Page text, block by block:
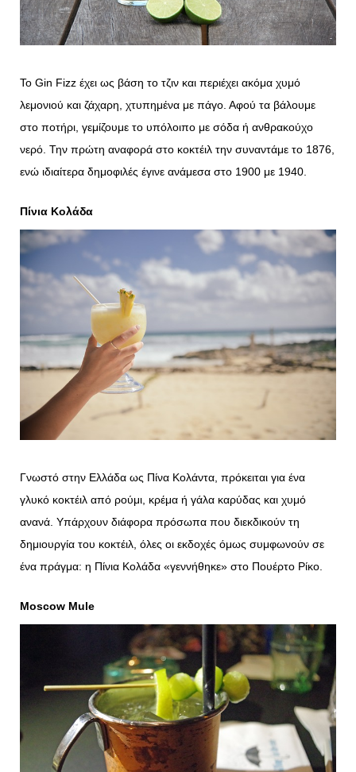
Το Gin Fizz έχει ως βάση το τζιν και περιέχει ακόμα χυμό
λεμονιού και ζάχαρη, χτυπημένα με πάγο. Αφού τα βάλουμε
στο ποτήρι, γεμίζουμε το υπόλοιπο με σόδα ή ανθρακούχο
νερό. Την πρώτη αναφορά στο κοκτέιλ την συναντάμε το 1876,
ενώ ιδιαίτερα δημοφιλές έγινε ανάμεσα στο 1900 με 1940.
Πίνια Κολάδα
Γνωστό στην Ελλάδα ως Πίνα Κολάντα, πρόκειται για ένα
γλυκό κοκτέιλ από ρούμι, κρέμα ή γάλα καρύδας και χυμό
ανανά. Υπάρχουν διάφορα πρόσωπα που διεκδικούν τη
δημιουργία του κοκτέιλ, όλες οι εκδοχές όμως συμφωνούν σε
ένα πράγμα: η Πίνια Κολάδα «γεννήθηκε» στο Πουέρτο Ρίκο.
Moscow Mule